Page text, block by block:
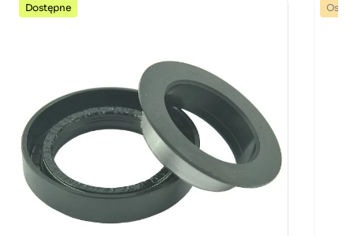
Dostępne